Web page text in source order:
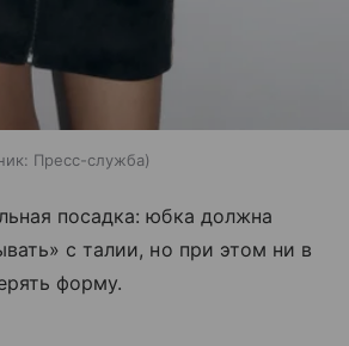
Пресс-служба
посадка: юбка должна
с талии, но при этом ни в
форму.